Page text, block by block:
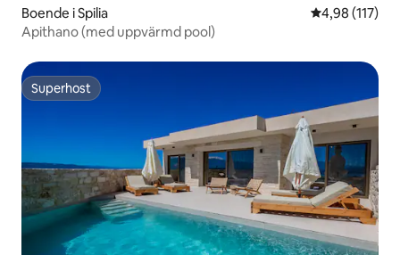
Boende i Spilia 4,98 av 5 i
4,98 (117)
Apithano (med uppvärmd pool)
Superhost
Superhost